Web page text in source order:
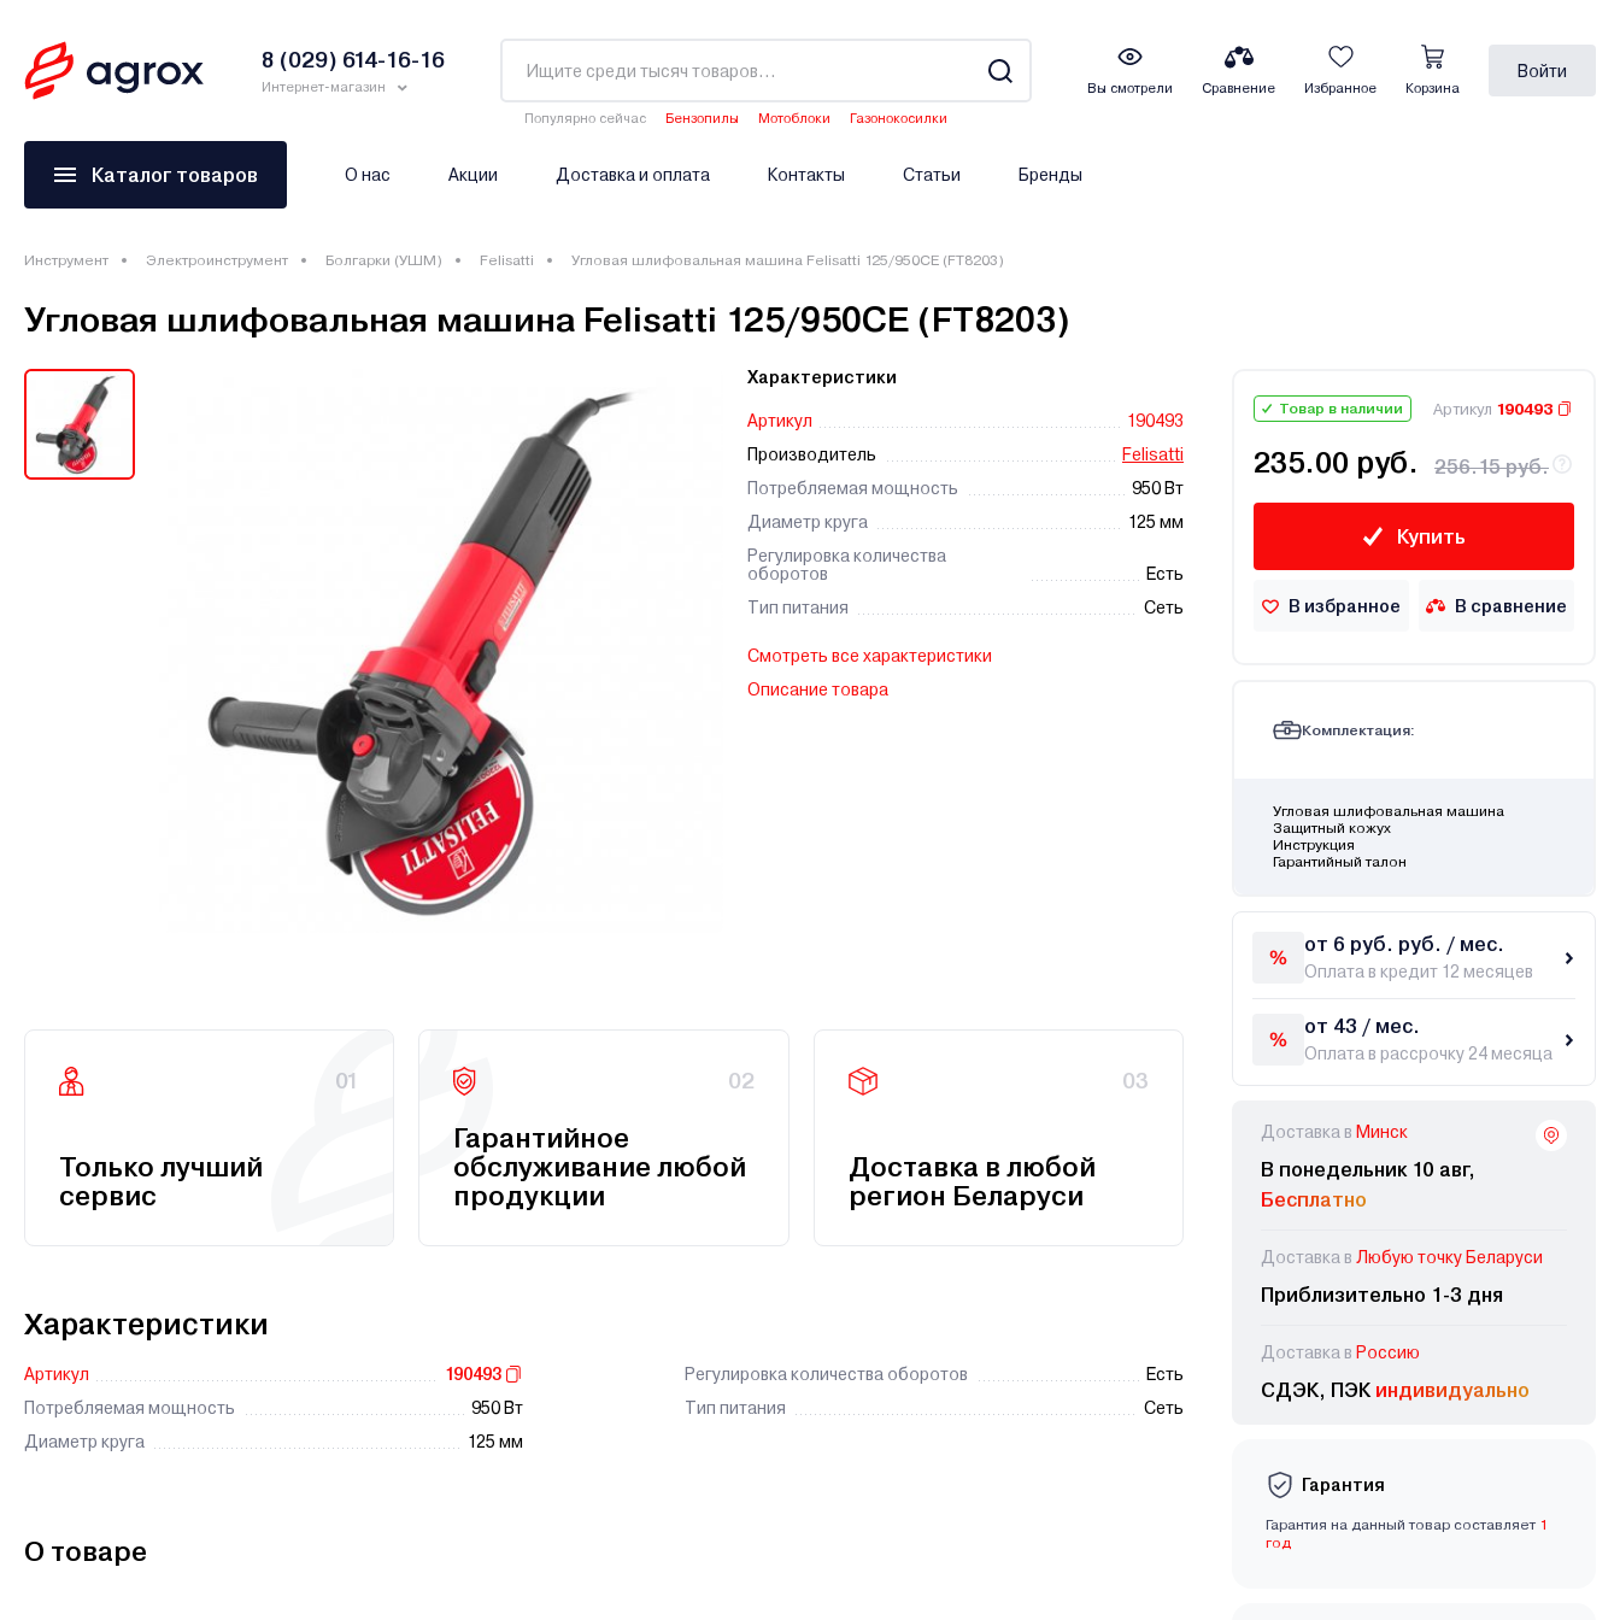
8 (029) 614-16-16
Интернет-магазин
Популярно сейчас Бензопилы Мотоблоки
Газонокосилки
Вы смотрели Сравнение Избранное Корзина
Войти
Каталог товаров О нас Акции Доставка и оплата Контакты Статьи Бренды
Инструмент Электроинструмент Болгарки (УШМ) Felisatti Угловая шлифовальная машина Felisatti 125/950CE (FT8203)
Угловая шлифовальная машина Felisatti 125/950CE (FT8203)
Характеристики
Артикул
190493
Производитель
Felisatti
Потребляемая мощность
950 Вт
Диаметр круга
125 мм
Регулировка количества
оборотов
Есть
Тип питания
Сеть
Смотреть все характеристики
Описание товара
01
Только лучший
сервис
02
Гарантийное
обслуживание любой
продукции
03
Доставка в любой
регион Беларуси
Характеристики
Артикул
190493
Потребляемая мощность
950 Вт
Диаметр круга
125 мм
Регулировка количества оборотов
Есть
Тип питания
Сеть
О товаре
Товар в наличии Артикул 190493
235.00 руб. 256.15 руб.
Купить
В избранное В сравнение
Комплектация:
Угловая шлифовальная машина
Защитный кожух
Инструкция
Гарантийный талон
от 6 руб. руб. / мес.
Оплата в кредит 12 месяцев
от 43 / мес.
Оплата в рассрочку 24 месяца
Доставка в Минск
В понедельник 10 авг,
Бесплатно
Доставка в Любую точку Беларуси
Приблизительно 1-3 дня
Доставка в Россию
СДЭК, ПЭК индивидуально
Гарантия
Гарантия на данный товар составляет 1
год